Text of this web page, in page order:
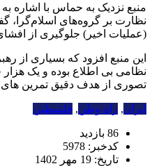
منبع نزدیک به حماس با اشاره به
نظارت بر گروه‌های
(عملیات اخیر) جلوگیری از
این منبع افزود که بسیاری از
نظامی بی اطلاع بوده و یک
تصوری از هدف دقیق تمرین های
ایران, راه وطن, فلسطین
86 بازدید
کدخبر: 5978
تاریخ: 19 مهر 1402